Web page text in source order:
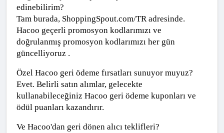
edinebilirim?
Tam burada, ShoppingSpout.com/TR adresinde.
Hacoo geçerli promosyon kodlarımızı ve
doğrulanmış promosyon kodlarımızı her gün
güncelliyoruz .
Özel Hacoo geri ödeme fırsatları sunuyor muyuz?
Evet. Belirli satın alımlar, gelecekte
kullanabileceğiniz Hacoo geri ödeme kuponları ve
ödül puanları kazandırır.
Ve Hacoo'dan geri dönen alıcı teklifleri?